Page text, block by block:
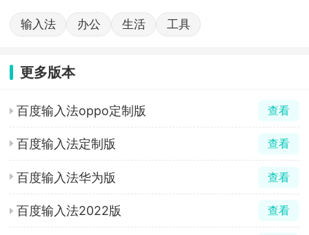
输入法 办公 生活 工具
更多版本
百度输入法oppo定制版 查看
百度输入法定制版 查看
百度输入法华为版 查看
百度输入法2022版 查看